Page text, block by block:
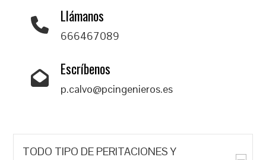
Llámanos
666467089
Escríbenos
p.calvo@pcingenieros.es
TODO TIPO DE PERITACIONES Y